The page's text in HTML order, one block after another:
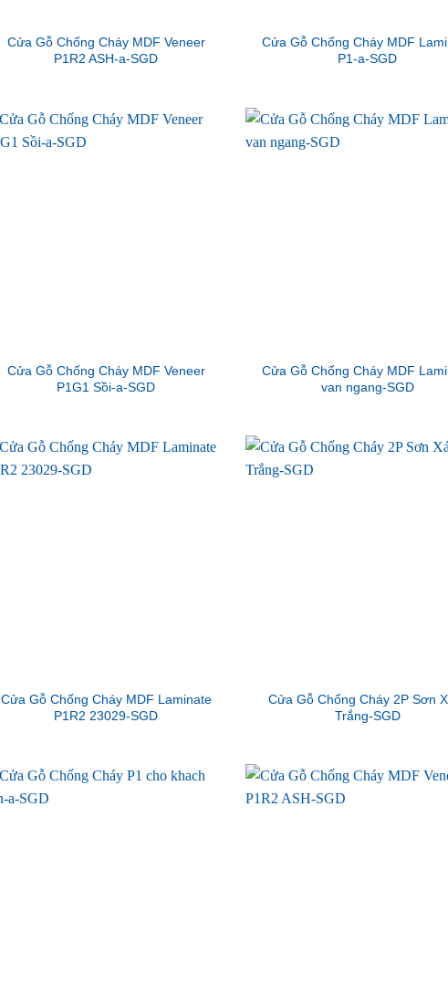
Cửa Gỗ Chống Cháy MDF Veneer
P1R2 ASH-a-SGD
Cửa Gỗ Chống Cháy MDF
P1-a-SGD
Cửa Gỗ Chống Cháy MDF Veneer
P1G1 Sồi-a-SGD
Cửa Gỗ Chống Cháy MDF
van ngang-SGD
Cửa Gỗ Chống Cháy MDF Laminate
P1R2 23029-SGD
Cửa Gỗ Chống Cháy 2P Sơn
Trắng-SGD